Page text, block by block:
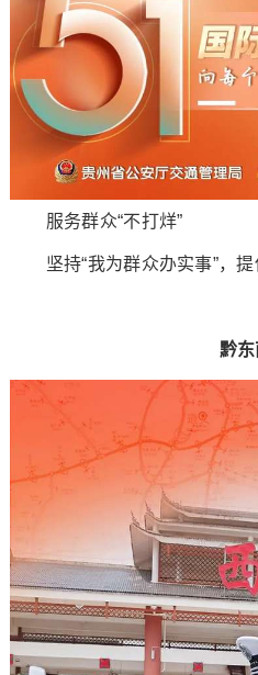
服务群众“不打烊”
坚持“我为群众办实事”，提
黔东